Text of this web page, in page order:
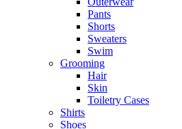
Pants
Shorts
Sweaters
Swim
Grooming
Hair
Skin
Toiletry Cases
Shirts
Shoes